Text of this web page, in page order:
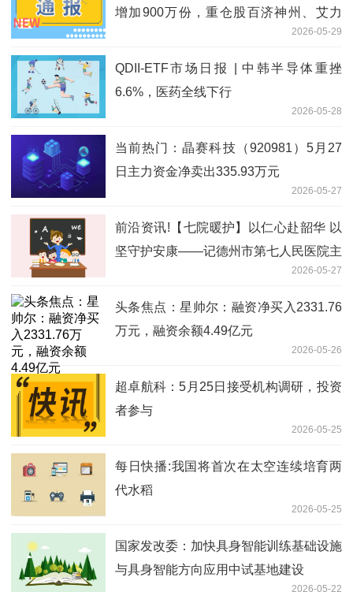
增加900万份，重仓股百济神州、艾力
2026-05-29
QDII-ETF市场日报 | 中韩半导体重挫
6.6%，医药全线下行
2026-05-28
当前热门：晶赛科技（920981）5月27
日主力资金净卖出335.93万元
2026-05-27
前沿资讯!【七院暖护】以仁心赴韶华 以
坚守护安康——记德州市第七人民医院主
2026-05-27
头条焦点：星帅尔：融资净买入2331.76
万元，融资余额4.49亿元
2026-05-26
超卓航科：5月25日接受机构调研，投资
者参与
2026-05-25
每日快播:我国将首次在太空连续培育两
代水稻
2026-05-25
国家发改委：加快具身智能训练基础设施
与具身智能方向应用中试基地建设
2026-05-22